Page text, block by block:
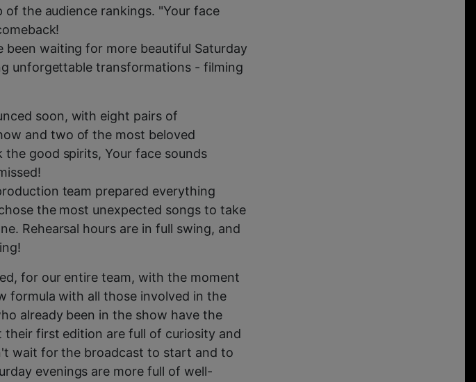
the audience rankings. "Your face
waiting for more beautiful Saturday
unforgettable transformations - filming
soon, with eight pairs of
and two of the most beloved
good spirits, Your face sounds
team prepared everything
the most unexpected songs to take
Rehearsal hours are in full swing, and
for our entire team, with the moment
formula with all those involved in the
already been in the show have the
their first edition are full of curiosity and
wait for the broadcast to start and to
evenings are more full of well-